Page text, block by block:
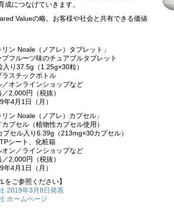
成につなげていきます。
Valueの略。お客様や社会と共有できる価値
ン Noale（ノアレ）タブレット」
フルーツ味のチュアブルタブレット
り37.5g（1.25g×30粒）
スチックボトル
オンラインショップなど
2,000円（税抜）
4月1日（月）
ン Noale（ノアレ）カプセル」
プセル（植物性カプセル使用）
セル入り6.39g（213mg×30カプセル）
シート、化粧箱
ン／ラインショップなど
2,000円（税抜）
4月1日（月）
をご参照ください】
2019年3月8日発表
ホームページ